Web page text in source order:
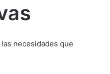
necesidades que